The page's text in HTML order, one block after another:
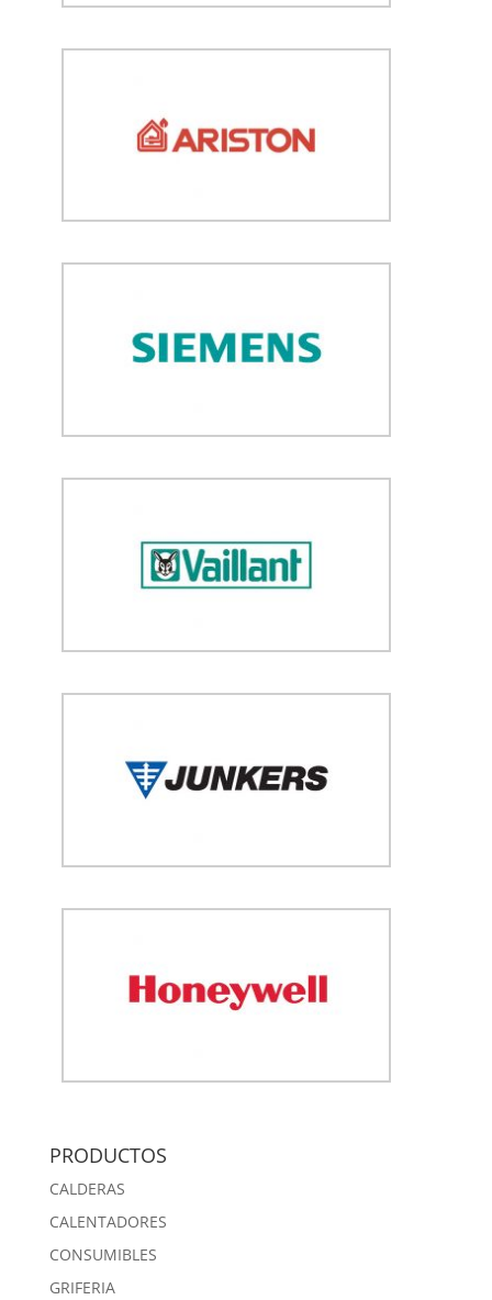
PRODUCTOS
CALDERAS
CALENTADORES
CONSUMIBLES
GRIFERIA